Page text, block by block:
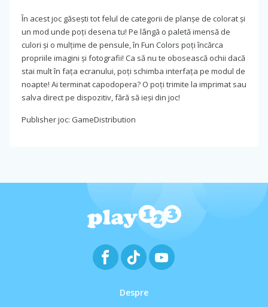
În acest joc găsești tot felul de categorii de planșe de colorat și
un mod unde poți desena tu! Pe lângă o paletă imensă de
culori și o mulțime de pensule, în Fun Colors poți încărca
propriile imagini și fotografii! Ca să nu te obosească ochii dacă
stai mult în fața ecranului, poți schimba interfața pe modul de
noapte! Ai terminat capodopera? O poți trimite la imprimat sau
salva direct pe dispozitiv, fără să ieși din joc!
Publisher joc: GameDistribution
Despre